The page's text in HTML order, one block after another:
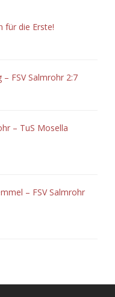
für die Erste!
– FSV Salmrohr 2:7
– TuS Mosella
– FSV Salmrohr